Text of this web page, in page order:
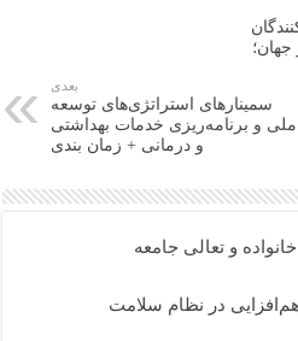
بعدی
سمینارهای استراتژی‌های توسعه
ملی و برنامه‌ریزی خدمات بهداشتی
و درمانی + زمان بندی
و تعالی جامعه
در نظام سلامت